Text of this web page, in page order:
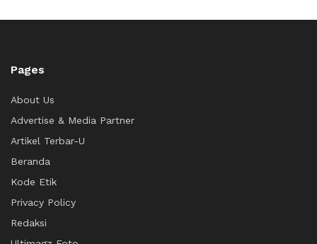
Pages
About Us
Advertise & Media Partner
Artikel Terbar-U
Beranda
Kode Etik
Privacy Policy
Redaksi